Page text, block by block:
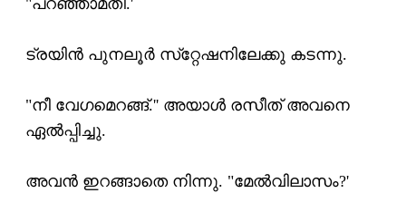
"പറഞ്ഞാമതി.'
ട്രയിന്‍ പുനലൂര്‍ സ്‌റ്റേഷനിലേക്കു കടന്നു.
"നീ വേഗമെറങ്ങ്.'' അയാള്‍ രസീത് അവനെ
ഏല്‍പ്പിച്ചു.
അവന്‍ ഇറങ്ങാതെ നിന്നു. "മേല്‍വിലാസം?'